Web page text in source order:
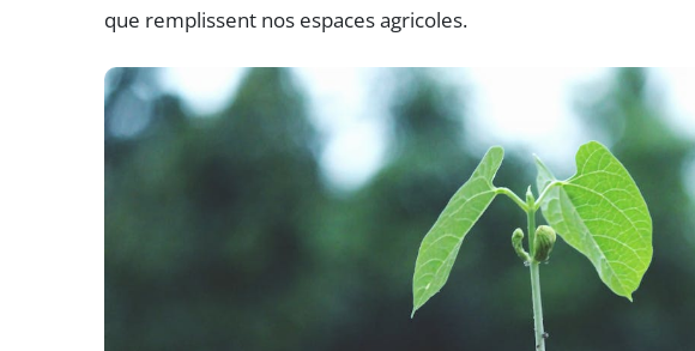
que remplissent nos espaces agricoles.